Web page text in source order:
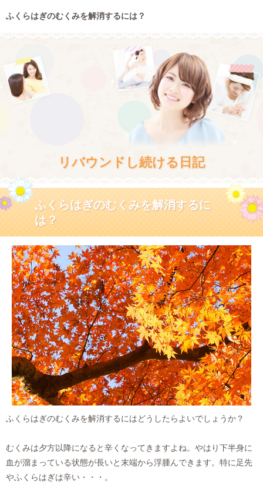
ふくらはぎのむくみを解消するには？
リバウンドし続ける日記
ふくらはぎのむくみを解消するに
は？
ふくらはぎのむくみを解消するにはどうしたらよいでしょうか？
むくみは夕方以降になると辛くなってきますよね。やはり下半身に
血が溜まっている状態が長いと末端から浮腫んできます。特に足先
やふくらはぎは辛い・・・。